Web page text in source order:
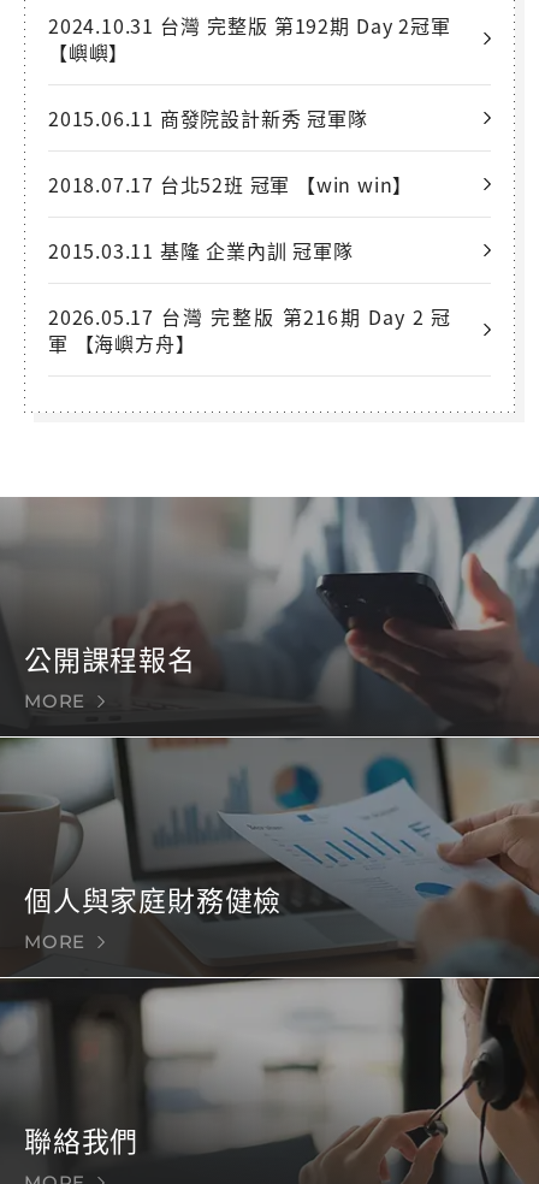
2024.10.31 台灣 完整版 第192期 Day 2冠軍
【嶼嶼】
2015.06.11 商發院設計新秀 冠軍隊
2018.07.17 台北52班 冠軍 【win win】
2015.03.11 基隆 企業內訓 冠軍隊
2026.05.17 台灣 完整版 第216期 Day 2 冠
軍 【海嶼方舟】
公開課程報名
MORE
個人與家庭財務健檢
MORE
聯絡我們